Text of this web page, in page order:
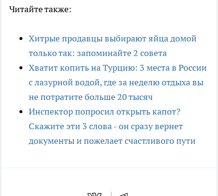
Читайте также:
Хитрые продавцы выбирают яйца домой
только так: запоминайте 2 совета
Хватит копить на Турцию: 3 места в России
с лазурной водой, где за неделю отдыха вы
не потратите больше 20 тысяч
Инспектор попросил открыть капот?
Скажите эти 3 слова - он сразу вернет
документы и пожелает счастливого пути